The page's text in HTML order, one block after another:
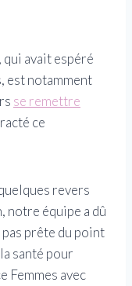
avait espéré
est notamment
se remettre
ce
revers
notre équipe a dû
pas prête du point
santé pour
Femmes avec